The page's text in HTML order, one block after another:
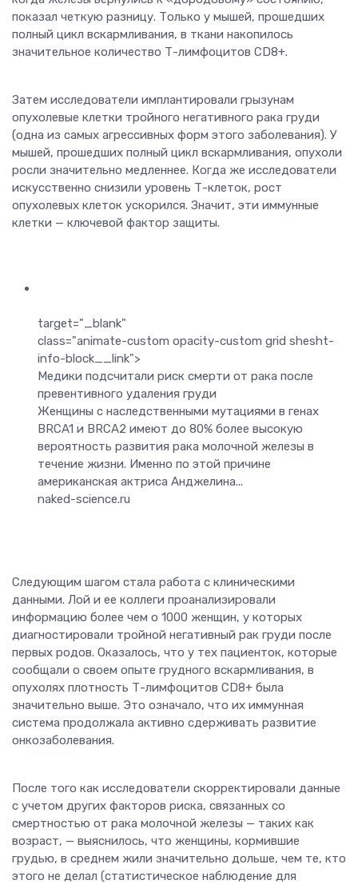
показал четкую разницу. Только у мышей, прошедших
полный цикл вскармливания, в ткани накопилось
значительное количество Т-лимфоцитов CD8+.
Затем исследователи имплантировали грызунам
опухолевые клетки тройного негативного рака груди
(одна из самых агрессивных форм этого заболевания). У
мышей, прошедших полный цикл вскармливания, опухоли
росли значительно медленнее. Когда же исследователи
искусственно снизили уровень Т-клеток, рост
опухолевых клеток ускорился. Значит, эти иммунные
клетки — ключевой фактор защиты.
target="_blank"
class="animate-custom opacity-custom grid shesht-
info-block__link">
Медики подсчитали риск смерти от рака после
превентивного удаления груди
Женщины с наследственными мутациями в генах
BRCA1 и BRCA2 имеют до 80% более высокую
вероятность развития рака молочной железы в
течение жизни. Именно по этой причине
американская актриса Анджелина...
naked-science.ru
Следующим шагом стала работа с клиническими
данными. Лой и ее коллеги проанализировали
информацию более чем о 1000 женщин, у которых
диагностировали тройной негативный рак груди после
первых родов. Оказалось, что у тех пациенток, которые
сообщали о своем опыте грудного вскармливания, в
опухолях плотность Т-лимфоцитов CD8+ была
значительно выше. Это означало, что их иммунная
система продолжала активно сдерживать развитие
онкозаболевания.
После того как исследователи скорректировали данные
с учетом других факторов риска, связанных со
смертностью от рака молочной железы — таких как
возраст, — выяснилось, что женщины, кормившие
грудью, в среднем жили значительно дольше, чем те, кто
этого не делал (статистическое наблюдение для